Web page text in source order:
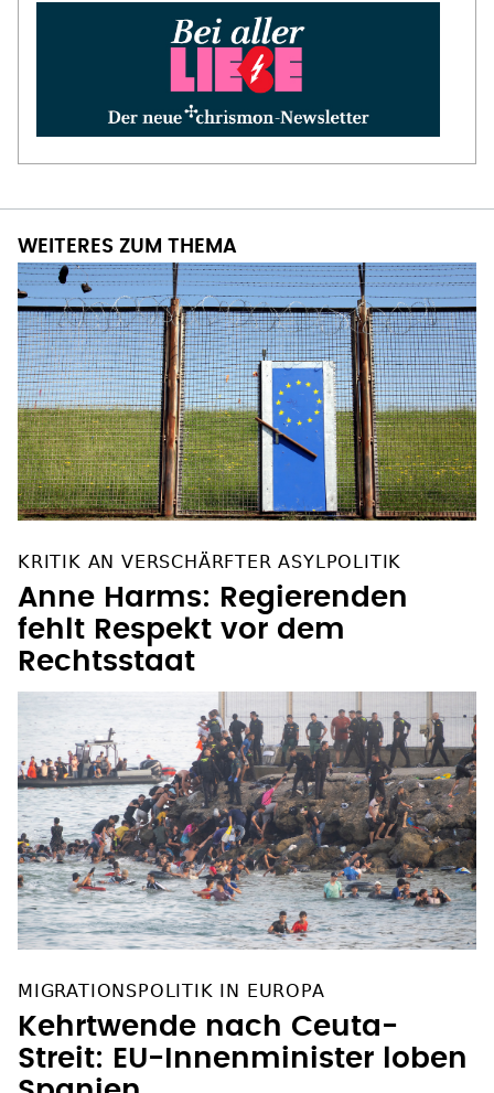
WEITERES ZUM THEMA
KRITIK AN VERSCHÄRFTER ASYLPOLITIK
Anne Harms: Regierenden
fehlt Respekt vor dem
MIGRATIONSPOLITIK IN EUROPA
Kehrtwende nach Ceuta-
Streit: EU-Innenminister loben